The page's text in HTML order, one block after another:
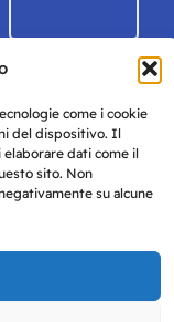
come i cookie
del dispositivo. Il
dati come il
sito. Non
su alcune
il tribunale di